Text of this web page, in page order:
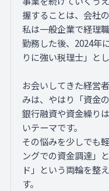
握することは、会社
私は一般企業で経理
勤務した後、2024年
りに強い税理士」と
お会いしてきた経営
みは、やはり「資金
銀行融資や資金繰り
いテーマです。
その悩みを少しでも
ングでの資金調達」
ド」という両輪を整
す。